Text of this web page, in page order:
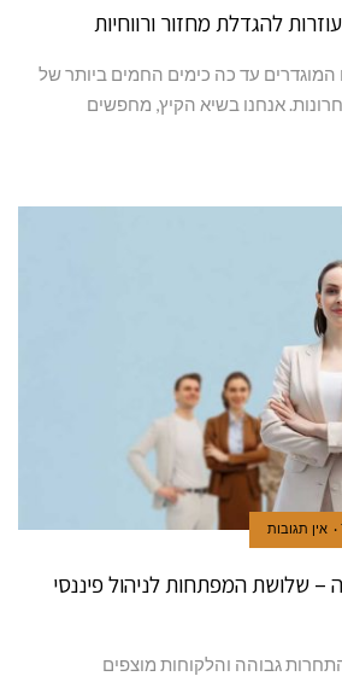
להגדלת מחזור ורווחיות
המוגדרים עד כה כימים החמים ביותר של
אנחנו בשיא הקיץ, מחפשים
אין תגובות
– שלושת המפתחות לניהול פיננסי
גבוהה והלקוחות מוצפים